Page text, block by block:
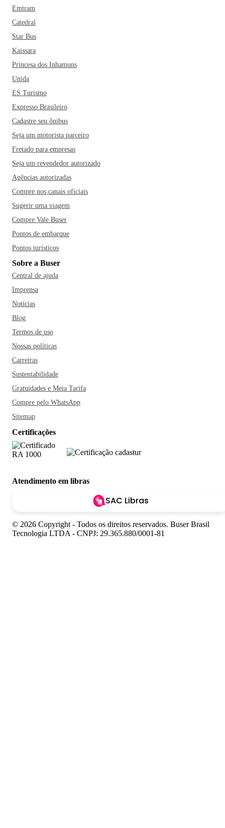
Emtram
Catedral
Star Bus
Kaissara
Princesa dos Inhamuns
Unida
ES Turismo
Expresso Brasileiro
Cadastre seu ônibus
Seja um motorista parceiro
Fretado para empresas
Seja um revendedor autorizado
Agências autorizadas
Compre nos canais oficiais
Sugerir uma viagem
Compre Vale Buser
Pontos de embarque
Pontos turísticos
Sobre a Buser
Central de ajuda
Imprensa
Notícias
Blog
Termos de uso
Nossas políticas
Carreiras
Sustentabilidade
Gratuidades e Meia Tarifa
Compre pelo WhatsApp
Sitemap
Certificações
Atendimento em libras
SAC Libras
© 2026 Copyright - Todos os direitos reservados. Buser Brasil
Tecnologia LTDA - CNPJ: 29.365.880/0001-81